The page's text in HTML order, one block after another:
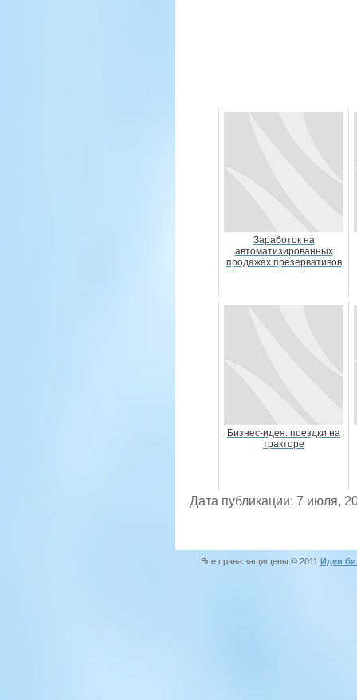
Заработок на
автоматизированных
продажах презервативов
Бизнес-идея: поездки на
тракторе
Дата публикации: 7 июля,
Все права защищены © 2011 Идеи